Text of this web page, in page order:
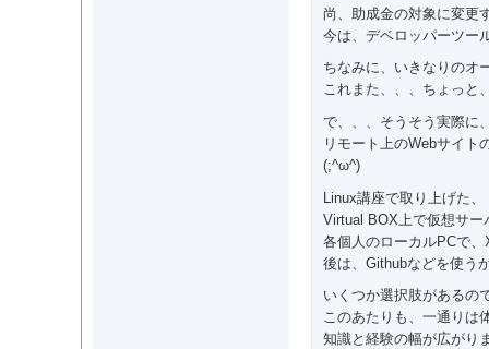
尚、助成金の対象に変更
今は、デベロッパーツー
ちなみに、いきなりのオ
これまた、、、ちょっと
で、、、そうそう実際に
リモート上のWebサイト
(;^ω^)
Linux講座で取り上げた、
Virtual BOX上で仮想サ
各個人のローカルPCで
後は、Githubなどを使う
いくつか選択肢があるの
このあたりも、一通りは
知識と経験の幅が広がり